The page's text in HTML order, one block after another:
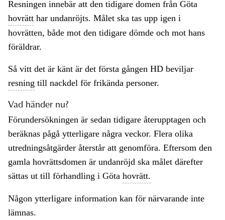
Resningen innebär att den tidigare domen från Göta
hovrätt har undanröjts. Målet ska tas upp igen i
hovrätten, både mot den tidigare dömde och mot hans
föräldrar.
Så vitt det är känt är det första gången HD beviljar
resning till nackdel för frikända personer.
Vad händer nu?
Förundersökningen är sedan tidigare återupptagen och
beräknas pågå ytterligare några veckor. Flera olika
utredningsåtgärder återstår att genomföra. Eftersom den
gamla hovrättsdomen är undanröjd ska målet därefter
sättas ut till förhandling i Göta hovrätt.
Någon ytterligare information kan för närvarande inte
lämnas.